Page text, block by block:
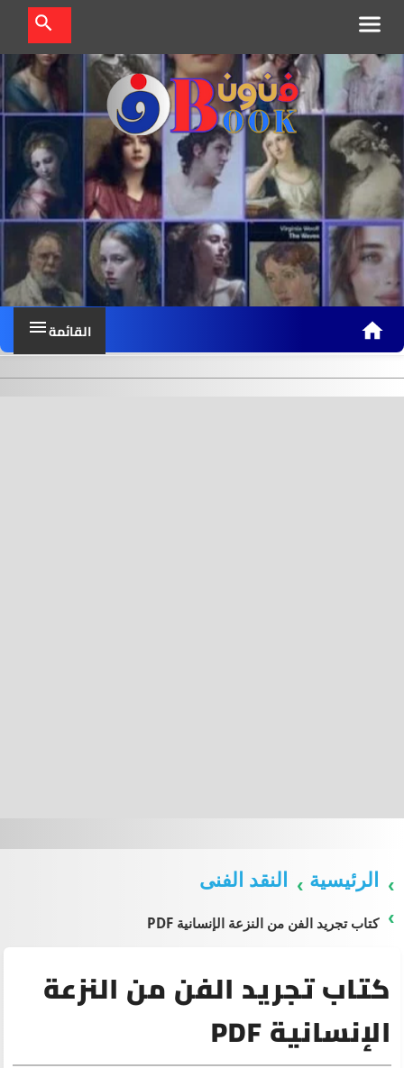
ف
ن
ن
و
ك
القائمة
الرئيسية النقد الفنى
كتاب تجريد الفن من النزعة الإنسانية PDF
كتاب تجريد الفن من النزعة
الإنسانية PDF